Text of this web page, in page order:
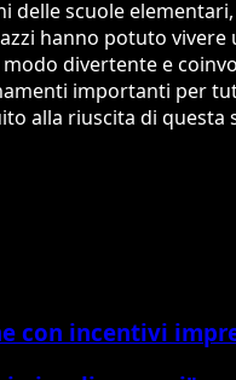
scuole
hanno potuto
divertente e
importanti per
alla riuscita di questa
con incentivi